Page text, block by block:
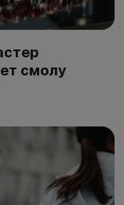
смолу